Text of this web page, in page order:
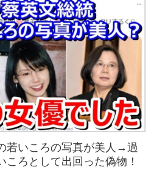
若いころの写真が美人→過
ころとして出回った偽物！